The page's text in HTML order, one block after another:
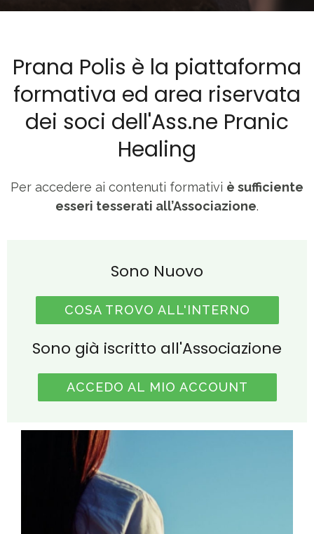
Prana Polis è la piattaforma
formativa ed area riservata
dei soci dell'Ass.ne Pranic
Healing
Per accedere ai contenuti formativi è sufficiente
esseri tesserati all’Associazione.
Sono Nuovo
COSA TROVO ALL'INTERNO
Sono già iscritto all'Associazione
ACCEDO AL MIO ACCOUNT